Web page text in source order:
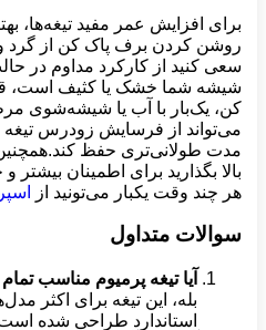
برای افزایش عمر مفید تیغه‌ها،
روشن کردن برف پاک کن از گرد و
سعی کنید از کارکرد مداوم در
شیشه شما خشک یا کثیف است،
کن، یک‌بار با آب یا شیشه‌شوی
می‌تواند از فرسایش زودرس تیغه
مدت طولانی‌تری حفظ کند.همچنین
بالا بگذارید برای اطمینان
هر چند وقت یکبار می‌تونید از
سوالات متداول
آیا تیغه پرمیوم مناسب تمام
استاندارد طراحی شده